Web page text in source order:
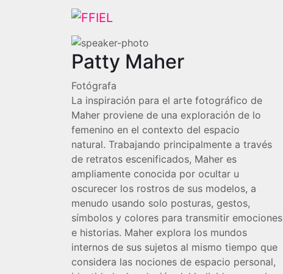
Patty Maher
Fotógrafa
La inspiración para el arte fotográfico de
Maher proviene de una exploración de lo
femenino en el contexto del espacio
natural. Trabajando principalmente a través
de retratos escenificados, Maher es
ampliamente conocida por ocultar u
oscurecer los rostros de sus modelos, a
menudo usando solo posturas, gestos,
símbolos y colores para transmitir emociones
e historias. Maher explora los mundos
internos de sus sujetos al mismo tiempo que
considera las nociones de espacio personal,